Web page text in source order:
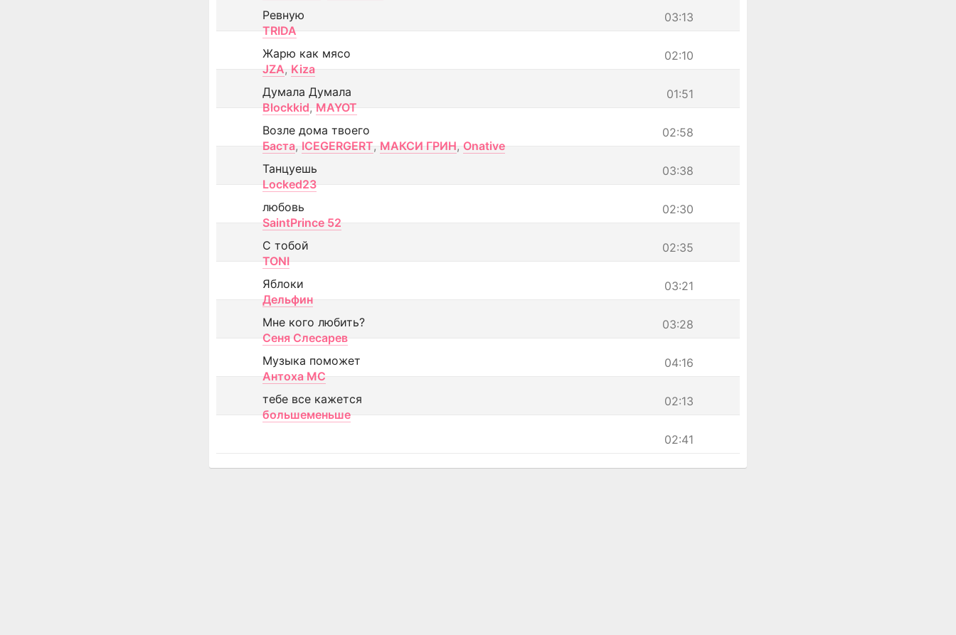
03:13
Ревную
TRIDA
02:10
Жарю как мясо
JZA, Kiza
01:51
Думала Думала
Blockkid, MAYOT
02:58
Возле дома твоего
Баста, ICEGERGERT, МАКСИ ГРИН, Onative
03:38
Танцуешь
Locked23
02:30
любовь
SaintPrince 52
02:35
С тобой
TONI
03:21
Яблоки
Дельфин
03:28
Мне кого любить?
Сеня Слесарев
04:16
Музыка поможет
Антоха МС
02:13
тебе все кажется
большеменьше
02:41